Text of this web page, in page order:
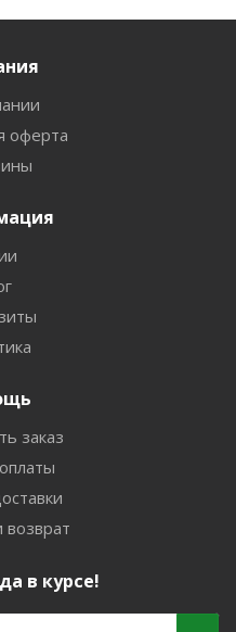
оферта
заказ
возврат
в курсе!